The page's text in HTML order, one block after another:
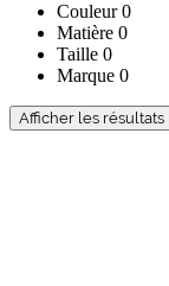
Couleur0
Matière 0
Taille 0
Marque 0
Afficher les résultats